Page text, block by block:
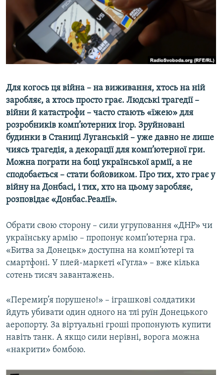
ВІДЕОУРОКИ «ELIFBE»
СВІДЧЕННЯ ОКУПАЦІЇ
УКРАЇНСЬКА ПРОБЛЕМА КРИМУ
ІНФОГРАФІКА
Русский
Qırımtatar
ДОЛУЧАЙСЯ!
Усі сайти RFE/RL
Для когось ця війна – на виживання, хтось на ній
заробляє, а хтось просто грає. Людські трагедії –
війни й катастрофи – часто стають «їжею» для
розробників комп’ютерних ігор. Зруйновані
будинки в Станиці Луганській – уже давно не лише
чиясь трагедія, а декорації для комп’ютерної гри.
Можна пограти на боці української армії, а не
сподобається – стати бойовиком. Про тих, хто грає у
війну на Донбасі, і тих, хто на цьому заробляє,
розповідає «Донбас.Реалії».
​Обрати свою сторону – сили угруповання «ДНР» чи
українську армію – пропонує комп’ютерна гра.
«Битва за Донецьк» доступна на комп’ютері та
смартфоні. У плей-маркеті «Гугла» – вже кілька
сотень тисяч завантажень.
«Перемир’я порушено!» – іграшкові солдатики
йдуть убивати один одного на тлі руїн Донецького
аеропорту. За віртуальні гроші пропонують купити
навіть танк. А якщо сили нерівні, ворога можна
«накрити» бомбою.